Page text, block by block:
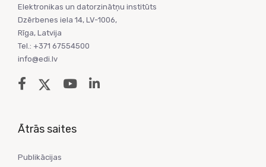
Elektronikas un datorzinātņu institūts
Dzērbenes iela 14, LV-1006,
Rīga, Latvija
Tel.: +371 67554500
info@edi.lv
Ātrās saites
Publikācijas